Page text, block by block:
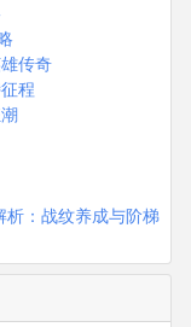
传奇
程
析：战纹养成与阶梯